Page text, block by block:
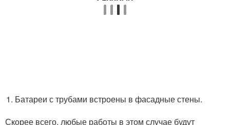
Батареи с трубами встроены в фасадные стены.
Скорее всего, любые работы в этом случае будут